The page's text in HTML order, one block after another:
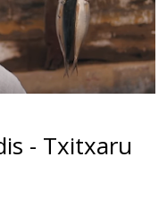
- Txitxaru